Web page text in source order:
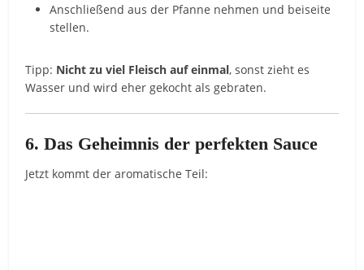
Anschließend aus der Pfanne nehmen und beiseite
stellen.
Tipp: Nicht zu viel Fleisch auf einmal, sonst zieht es
Wasser und wird eher gekocht als gebraten.
6. Das Geheimnis der perfekten Sauce
Jetzt kommt der aromatische Teil: